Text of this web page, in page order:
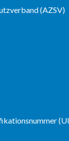
(AZSV)